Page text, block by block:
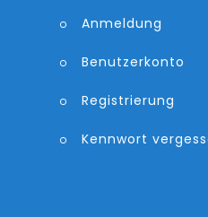
Anmeldung
Benutzerkonto
Registrierung
Kennwort